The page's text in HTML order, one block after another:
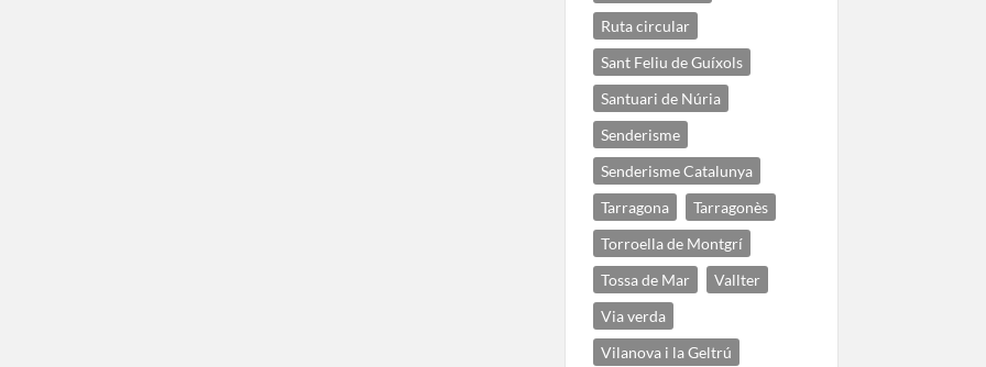
Ruta circular
Sant Feliu de Guíxols
Santuari de Núria
Senderisme
Senderisme Catalunya
Tarragona
Tarragonès
Torroella de Montgrí
Tossa de Mar
Vallter
Via verda
Vilanova i la Geltrú